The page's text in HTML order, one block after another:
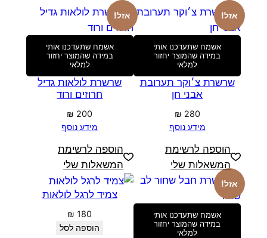
הפריט
העדכני
ביותר
אזל!
אשמח שתעדכנו אותי
במידה שהמוצר יחזור
למלאי
שרשרת צ׳וקר תערובת
אבני חן
₪ 280
מידע נוסף
הוספה לרשימת
המשאלות שלי
אזל!
אשמח שתעדכנו אותי
במידה שהמוצר יחזור
למלאי
שרשרת לולאות גדיל
חרוזים ורוד
₪ 200
מידע נוסף
הוספה לרשימת
המשאלות שלי
אזל!
אשמח שתעדכנו אותי
במידה שהמוצר יחזור
למלאי
צמיד לרגל לולאות
₪ 180
הוספה לסל